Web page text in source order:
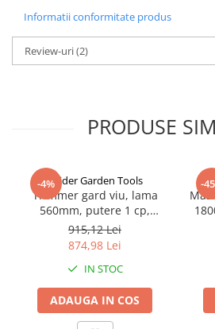
Informatii conformitate produs
Review-uri(2)
PRODUSE
-4%Raider Garden Tools
Trimmer gard viu, lama
560mm, putere 1 cp,
benzina RD-GHT02
915,12 Lei
874,98 Lei
IN STOC
ADAUGA IN COS
-